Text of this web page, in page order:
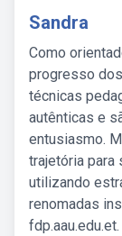
Sandra
Como
progresso
técnicas
autênticas e
entusiasmo.
trajetória para
utilizando
renomadas
fdp.aau.edu.et.